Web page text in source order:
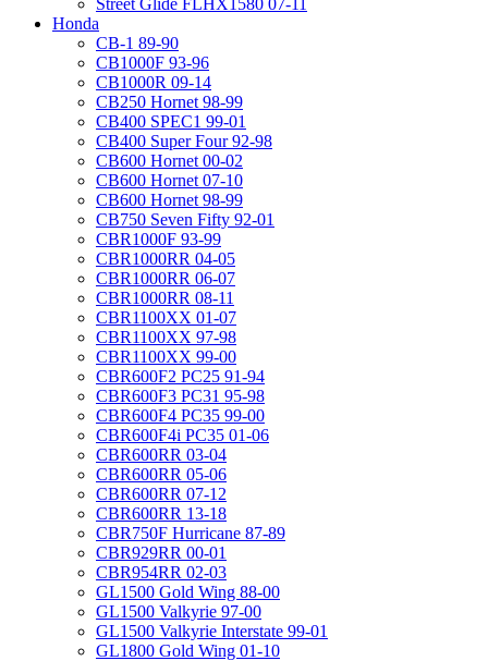
Street Glide FLHX1580 07-11
Honda
CB-1 89-90
CB1000F 93-96
CB1000R 09-14
CB250 Hornet 98-99
CB400 SPEC1 99-01
CB400 Super Four 92-98
CB600 Hornet 00-02
CB600 Hornet 07-10
CB600 Hornet 98-99
CB750 Seven Fifty 92-01
CBR1000F 93-99
CBR1000RR 04-05
CBR1000RR 06-07
CBR1000RR 08-11
CBR1100XX 01-07
CBR1100XX 97-98
CBR1100XX 99-00
CBR600F2 PC25 91-94
CBR600F3 PC31 95-98
CBR600F4 PC35 99-00
CBR600F4i PC35 01-06
CBR600RR 03-04
CBR600RR 05-06
CBR600RR 07-12
CBR600RR 13-18
CBR750F Hurricane 87-89
CBR929RR 00-01
CBR954RR 02-03
GL1500 Gold Wing 88-00
GL1500 Valkyrie 97-00
GL1500 Valkyrie Interstate 99-01
GL1800 Gold Wing 01-10